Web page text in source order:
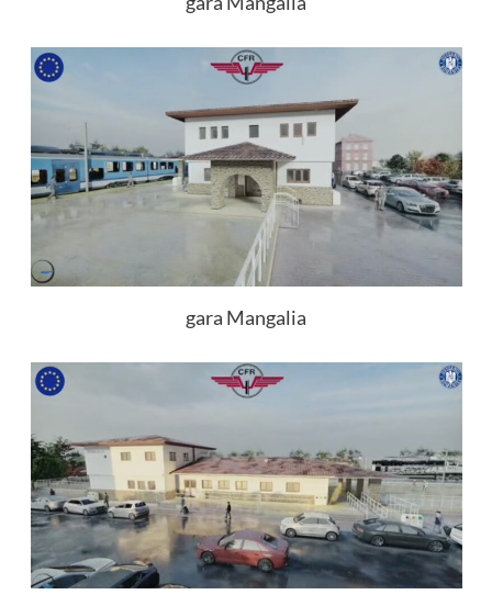
gara Mangalia